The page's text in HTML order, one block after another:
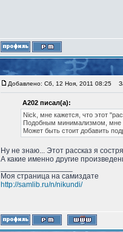
Добавлено: Сб, 12 Ноя, 2011 08:25
А202 писал(а):
Nick, мне кажется, что этот
Подобным минимализмом, мне
Может быть стоит добавить
Ну не знаю... Этот рассказ я
А какие именно другие
Моя страница на самиздате
http://samlib.ru/n/nikundi/